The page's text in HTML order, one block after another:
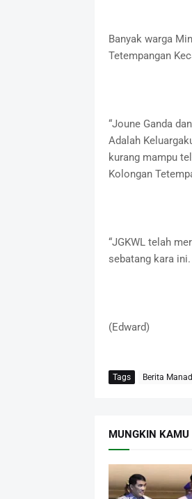
Banyak warga
Tetempangan
“Joune Ganda
Adalah
kurang mampu
Kolongan
“JGKWL telah
sebatang kara ini.
(Edward)
Tags Berita
MUNGKIN KAMU